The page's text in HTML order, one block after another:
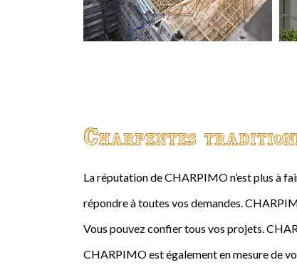
Charpentes
La réputation de CHARPIMO n’est plus à
répondre à toutes vos demandes.
Vous pouvez confier tous vos projets.
CHARPIMO est également en mesure de